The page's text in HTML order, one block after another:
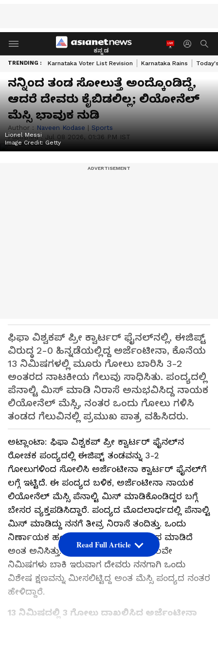
ಕನ್ನಡ
TRENDING : Karnataka Voter List Revision Karnataka Rains
ನನ್ನಿಂದ ತಂಡ ಸೋಲುತ್ತೆ ಅಂದ್ಕೊಂಡಿದ್ದೆ,
ಆದರೆ ದೇವರು ಕೈಬಿಡಲಿಲ್ಲ; ಲಿಯೋನೆಲ್
ಮೆಸ್ಸಿ ಭಾವುಕ ನುಡಿ
Author : Naveen Kodase | Sports
Published : Jul 08 2026, 01:36 PM IST
Lionel Messi
Image Credit: Getty
ಫಿಫಾ ವಿಶ್ವಕಪ್ ಪ್ರೀ ಕ್ವಾರ್ಟರ್ ಫೈನಲ್‌ನಲ್ಲಿ, ಈಜಿಪ್ಟ್
ವಿರುದ್ಧ 2-0 ಹಿನ್ನಡೆಯಲ್ಲಿದ್ದ ಅರ್ಜೆಂಟೀನಾ, ಕೊನೆಯ
13 ನಿಮಿಷಗಳಲ್ಲಿ ಮೂರು ಗೋಲು ಬಾರಿಸಿ 3-2
ಅಂತರದ ನಾಟಕೀಯ ಗೆಲುವು ಸಾಧಿಸಿತು. ಪಂದ್ಯದಲ್ಲಿ
ಪೆನಾಲ್ಟಿ ಮಿಸ್ ಮಾಡಿ ನಿರಾಸೆ ಅನುಭವಿಸಿದ್ದ ನಾಯಕ
ಲಿಯೋನೆಲ್ ಮೆಸ್ಸಿ, ನಂತರ ಒಂದು ಗೋಲು ಗಳಿಸಿ
ತಂಡದ ಗೆಲುವಿನಲ್ಲಿ ಪ್ರಮುಖ ಪಾತ್ರ ವಹಿಸಿದರು.
ಅಟ್ಲಾಂಟಾ: ಫಿಫಾ ವಿಶ್ವಕಪ್ ಪ್ರೀ ಕ್ವಾರ್ಟರ್ ಫೈನಲ್‌ನ
ರೋಚಕ ಪಂದ್ಯದಲ್ಲಿ ಈಜಿಪ್ಟ್ ತಂಡವನ್ನು 3-2
ಗೋಲುಗಳಿಂದ ಸೋಲಿಸಿ ಅರ್ಜೆಂಟೀನಾ ಕ್ವಾರ್ಟರ್ ಫೈನಲ್‌ಗೆ
ಲಗ್ಗೆ ಇಟ್ಟಿದೆ. ಈ ಪಂದ್ಯದ ಬಳಿಕ, ಅರ್ಜೆಂಟೀನಾ ನಾಯಕ
ಲಿಯೋನೆಲ್ ಮೆಸ್ಸಿ ಪೆನಾಲ್ಟಿ ಮಿಸ್ ಮಾಡಿಕೊಂಡಿದ್ದರ ಬಗ್ಗೆ
ಬೇಸರ ವ್ಯಕ್ತಪಡಿಸಿದ್ದಾರೆ. ಪಂದ್ಯದ ಮೊದಲಾರ್ಧದಲ್ಲಿ ಪೆನಾಲ್ಟಿ
ಮಿಸ್ ಮಾಡಿದ್ದು ನನಗೆ ತೀವ್ರ ನಿರಾಸೆ ತಂದಿತ್ತು. ಒಂದು
ನಿರ್ಣಾಯಕ ಹಂತದಲ್ಲಿ ನಾನು ತಂಡಕ್ಕೆ ಮೋಸ ಮಾಡಿದೆ
ಅಂತ ಅನಿಸಿತ್ತು. ಆದರೆ, ಆಟ ಮುಗಿಯಲು ಕೆಲವೇ
ನಿಮಿಷಗಳು ಬಾಕಿ ಇರುವಾಗ ದೇವರು ನನಗಾಗಿ ಒಂದು
ವಿಶೇಷ ಕ್ಷಣವನ್ನು ಮೀಸಲಿಟ್ಟಿದ್ದ ಅಂತ ಮೆಸ್ಸಿ ಪಂದ್ಯದ ನಂತರ
ಹೇಳಿದ್ದಾರೆ.
13 ನಿಮಿಷದಲ್ಲಿ 3 ಗೋಲು ದಾಖಲಿಸಿದ ಅರ್ಜೆಂಟೀನಾ
Read Full Article